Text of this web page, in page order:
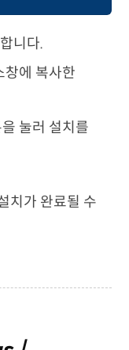
니다.
창에 복사한
눌러 설치를
치가 완료될 수